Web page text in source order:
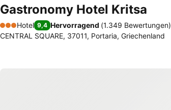
Gastronomy Hotel Kritsa
3 Sterne
Hotel 9,4 Hervorragend (1.349 Bewertungen)
CENTRAL SQUARE, 37011, Portaria, Griechenland